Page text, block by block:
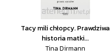
Tacy mili chłopcy. Prawdziwa
historia matki...
Tina Dirmann